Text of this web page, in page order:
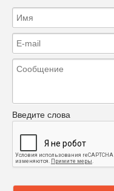
Введите слова